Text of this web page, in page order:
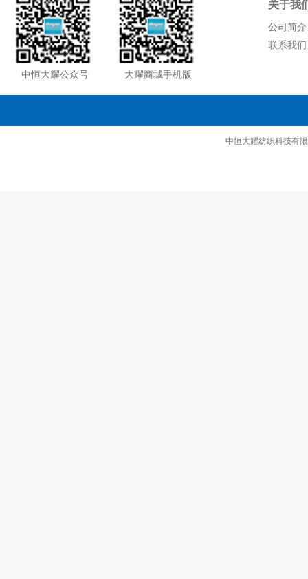
中恒大耀公众号 大耀商城手机版
关于我
公司简介
联系我们
中恒大耀纺织科技有